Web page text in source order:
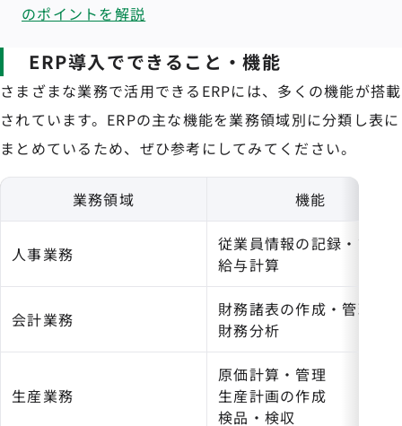
のポイントを解説
ERP導入でできること・機能
さまざまな業務で活用できるERPには、多くの機能が搭載
されています。ERPの主な機能を業務領域別に分類し表に
まとめているため、ぜひ参考にしてみてください。
業務領域 機能
人事業務
従業員情報の記録・管理
給与計算
会計業務
財務諸表の作成・管理
財務分析
生産業務
原価計算・管理
生産計画の作成
検品・検収